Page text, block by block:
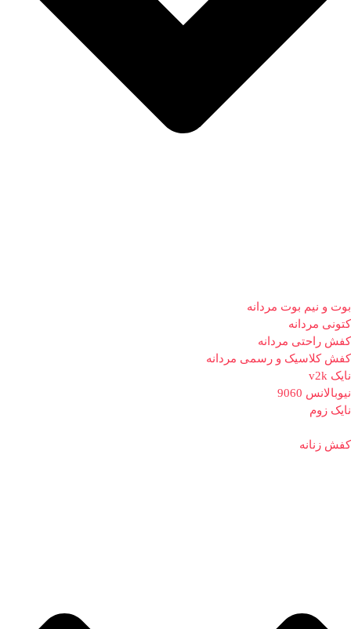
بوت و نیم بوت مردانه
کتونی مردانه
کفش راحتی مردانه
کفش کلاسیک و رسمی مردانه
نایک v2k
نیوبالانس 9060
نایک زوم
کفش زنانه